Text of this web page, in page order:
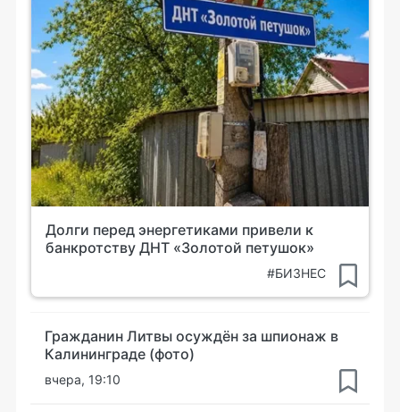
Долги перед энергетиками привели к
банкротству ДНТ «Золотой петушок»
#БИЗНЕС
Гражданин Литвы осуждён за шпионаж в
Калининграде (фото)
вчера, 19:10